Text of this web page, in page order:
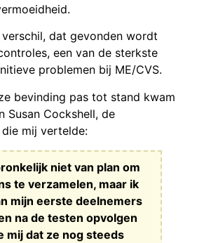
dat gevonden wordt
een van de sterkste
problemen bij ME/CVS.
bevinding pas tot stand kwam
Susan Cockshell, de
mij vertelde:
niet van plan om
te verzamelen, maar ik
mijn eerste deelnemers
na de testen opvolgen
mij dat ze nog steeds